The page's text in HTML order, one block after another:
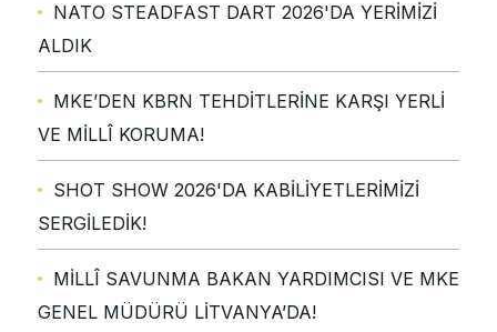
NATO STEADFAST DART 2026'DA YERİMİZİ
ALDIK
MKE’DEN KBRN TEHDİTLERİNE KARŞI YERLİ
VE MİLLÎ KORUMA!
SHOT SHOW 2026'DA KABİLİYETLERİMİZİ
SERGİLEDİK!
MİLLÎ SAVUNMA BAKAN YARDIMCISI VE MKE
GENEL MÜDÜRÜ LİTVANYA’DA!